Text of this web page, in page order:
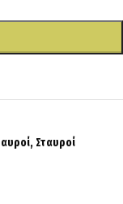
, Σταυροί